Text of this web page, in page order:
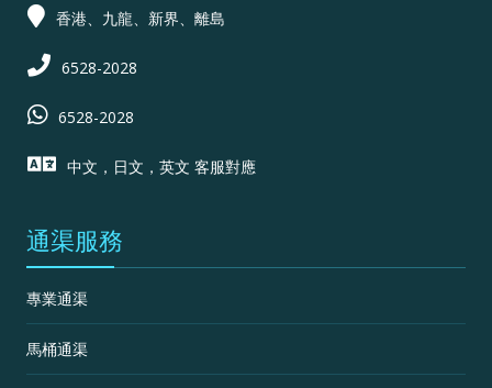
香港、九龍、新界、離島
6528-2028
6528-2028
中文，日文，英文 客服對應
通渠服務
專業通渠
馬桶通渠